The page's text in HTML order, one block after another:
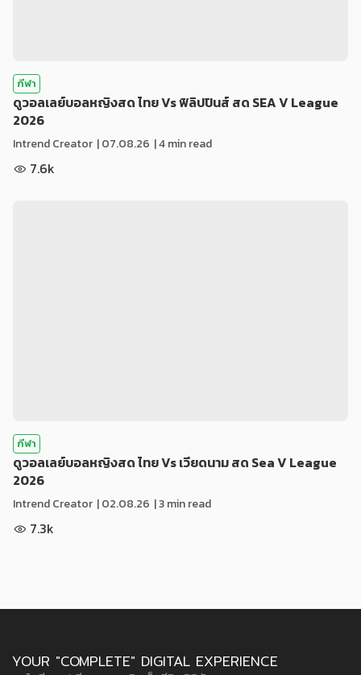
กีฬา
ดูวอลเลย์บอลหญิงสด ไทย Vs ฟิลิปปินส์ สด SEA V League
2026
Intrend Creator |07.08.26 | 4 min read
7.6k
กีฬา
ดูวอลเลย์บอลหญิงสด ไทย Vs เวียดนาม สด Sea V League
2026
Intrend Creator |02.08.26 | 3 min read
7.3k
YOUR "COMPLETE" DIGITAL EXPERIENCE